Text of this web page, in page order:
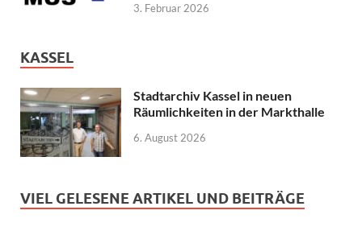
3. Februar 2026
KASSEL
Stadtarchiv Kassel in neuen
Räumlichkeiten in der Markthalle
6. August 2026
VIEL GELESENE ARTIKEL UND BEITRÄGE